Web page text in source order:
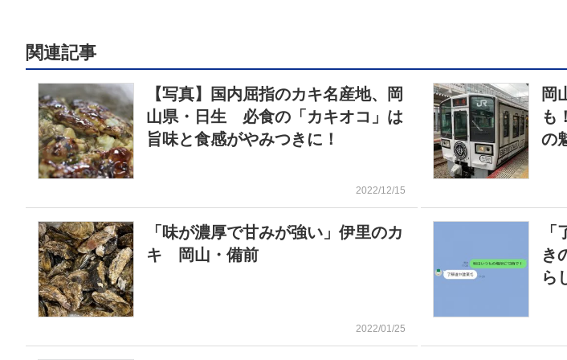
関連記事
【写真】国内屈指のカキ名産地、岡
山県・日生 必食の「カキオコ」は
旨味と食感がやみつきに！
2022/12/15
岡
も
の
「味が濃厚で甘みが強い」伊里のカ
キ 岡山・備前
2022/01/25
き
ら